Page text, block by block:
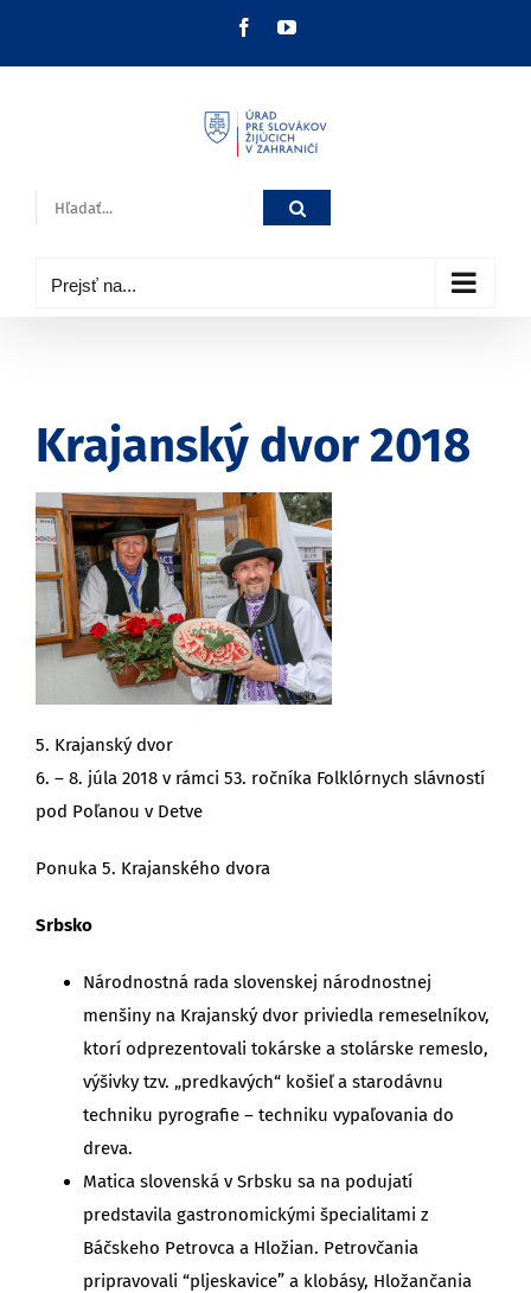
FacebookYouTube
Hľadať:
Prejsť na...
Krajanský dvor 2018
5. Krajanský dvor
6. – 8. júla 2018 v rámci 53. ročníka Folklórnych slávností
pod Poľanou v Detve
Ponuka 5. Krajanského dvora
Srbsko
Národnostná rada slovenskej národnostnej
menšiny na Krajanský dvor priviedla remeselníkov,
ktorí odprezentovali tokárske a stolárske remeslo,
výšivky tzv. „predkavých“ košieľ a starodávnu
techniku pyrografie – techniku vypaľovania do
dreva.
Matica slovenská v Srbsku sa na podujatí
predstavila gastronomickými špecialitami z
Báčskeho Petrovca a Hložian. Petrovčania
pripravovali “pljeskavice” a klobásy, Hložančania